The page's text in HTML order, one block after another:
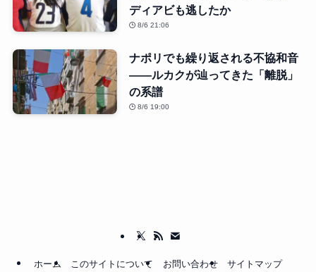
ディアビも逃したか
8/6 21:06
ナポリでも繰り返される不協和音
――ルカクが辿ってきた「離脱」
の系譜
8/6 19:00
ホーム このサイトについて お問い合わせ サイトマップ